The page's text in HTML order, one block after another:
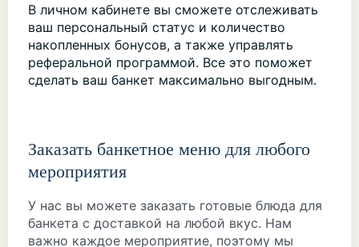
В личном кабинете вы сможете отслеживать
ваш персональный статус и количество
накопленных бонусов, а также управлять
реферальной программой. Все это поможет
сделать ваш банкет максимально выгодным.
Заказать банкетное меню для любого
мероприятия
У нас вы можете заказать готовые блюда для
банкета с доставкой на любой вкус. Нам
важно каждое мероприятие, поэтому мы